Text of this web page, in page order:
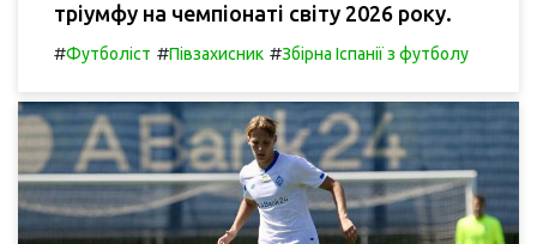
тріумфу на чемпіонаті світу 2026 року.
#Футболіст #Півзахисник #Збірна Іспанії з футболу